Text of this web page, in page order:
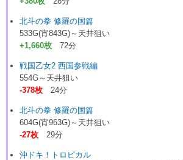
北斗の拳 修羅の国篇
533G(宵843G)～天井狙い
+1,660枚 72分
戦国乙女2 西国参戦編
554G～天井狙い
-378枚 24分
北斗の拳 修羅の国篇
604G(宵963G)～天井狙い
-27枚 29分
沖ドキ！トロピカル